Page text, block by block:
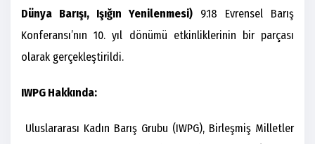
Dünya Barışı, Işığın Yenilenmesi) 9.18 Evrensel Barış
Konferansı’nın 10. yıl dönümü etkinliklerinin bir parçası
olarak gerçekleştirildi.
IWPG Hakkında:
Uluslararası Kadın Barış Grubu (IWPG), Birleşmiş Milletler